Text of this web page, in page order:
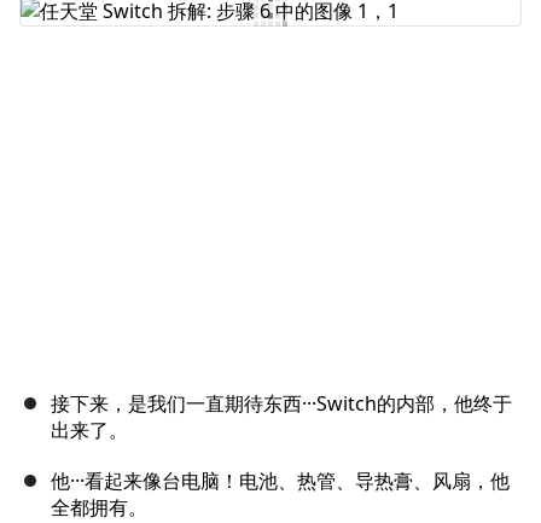
添加评论
接下来，是我们一直期待东西···Switch的内部，他终于
出来了。
他···看起来像台电脑！电池、热管、导热膏、风扇，他
全都拥有。